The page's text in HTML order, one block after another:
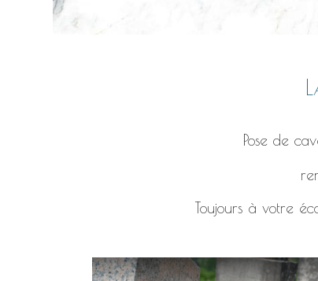
Pose de
Toujours à votre